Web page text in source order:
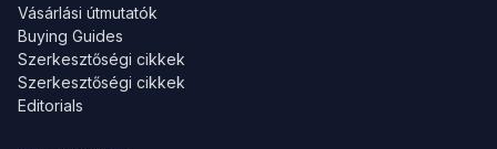
Vásárlási útmutatók
Buying Guides
Szerkesztőségi cikkek
Szerkesztőségi cikkek
Editorials